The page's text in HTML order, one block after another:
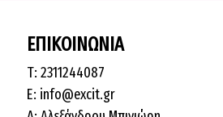
ΕΠΙΚΟΙΝΩΝΙΑ
Τ: 2311244087
E: info@excit.gr